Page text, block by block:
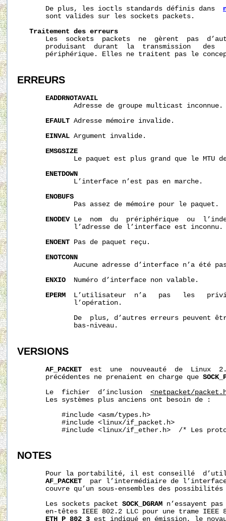
       De plus, les ioctls standards définis dans
       sont valides sur les sockets packets.
Traitement des erreurs
Les  sockets  packets  ne  gèrent  pas
produisant  durant  la  transmission   des
périphérique. Elles ne traitent pas le
ERREURS
EADDRNOTAVAIL
              Adresse de groupe multicast inconnue.
EFAULT Adresse mémoire invalide.
EINVAL Argument invalide.
EMSGSIZE
Le paquet est plus grand que le MTU
ENETDOWN
              L’interface n’est pas en marche.
ENOBUFS
              Pas assez de mémoire pour le paquet.
ENODEV Le  nom  du  prériphérique  ou
              l’adresse de l’interface est inconnu.
ENOENT Pas de paquet reçu.
ENOTCONN
Aucune adresse d’interface n’a été
ENXIO
  Numéro d’interface non valable.
EPERM
L’utilisateur  n’a   pas   les
              l’opération.
De  plus, d’autres erreurs peuvent
              bas-niveau.
VERSIONS
AF_PACKET
est  une  nouveauté  de  Linux
       précédentes ne prenaient en charge que
       Le  fichier  d’inclusion
<netpacket/
       Les systèmes plus anciens ont besoin de :
           #include <asm/types.h>
           #include <linux/if_packet.h>
#include <linux/if_ether.h>  /* Les
NOTES
Pour la portabilité, il est conseillé
AF_PACKET
par l’intermédiaire de
couvre qu’un sous-ensembles des
       Les sockets packet
SOCK_DGRAM n’essayent
en-têtes IEEE 802.2 LLC pour une trame IEEE
ETH_P_802_3 est indiqué en émission, le